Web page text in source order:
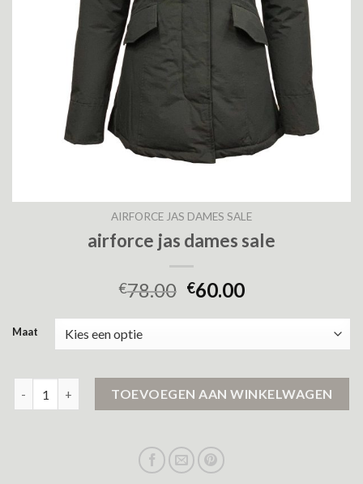
AIRFORCE JAS DAMES SALE
airforce jas dames sale
€78.00 €60.00
Maat
TOEVOEGEN AAN WINKELWAGEN